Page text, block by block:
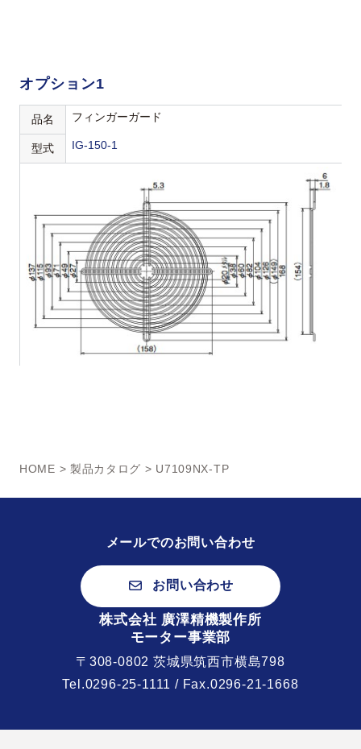
オプション1
品名 フィンガーガード
型式 IG-150-1
HOME > 製品カタログ > U7109NX-TP
メールでのお問い合わせ
お問い合わせ
株式会社 廣澤精機製作所
モーター事業部
〒308-0802 茨城県筑西市横島798
Tel.0296-25-1111 / Fax.0296-21-1668